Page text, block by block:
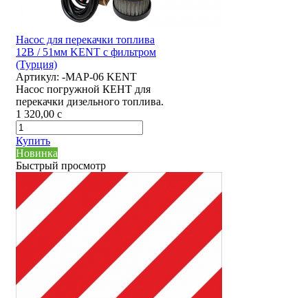
Насос для перекачки топлива
12В / 51мм KENT с фильтром
(Турция)
Артикул: -MAP-06 KENT
Насос погружной КЕНТ для
перекачки дизельного топлива.
1 320,00 c
Купить
Новинка
Быстрый просмотр